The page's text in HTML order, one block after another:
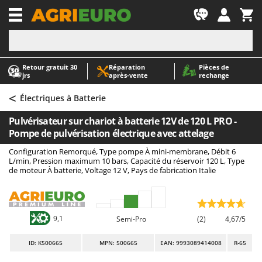
Retour gratuit 30
jrs
Réparation
après‑vente
Pièces de
rechange
-1
A
Abris de jardin
Accessoires pour tracteurs tondeuses autoportés
Aérateurs Scarificateurs pour gazon
Arracheuses de pommes de terre pour tracteur
Aspirateurs - Balais Électriques
Aspirateurs à cendres
Aspirateurs à feuilles sur roues
Aspirateurs de piscine
Aspirateurs Multifonctions
A
AgriEuro Premium
AgriEuro TOP-LINE
AGT
Aima
Airmec
ALA 2000
Alce
< Électriques à Batterie
Pulvérisateur sur chariot à batterie 12V de 120 L PRO -
Pompe de pulvérisation électrique avec attelage
Configuration Remorqué, Type pompe À mini-membrane, Débit 6
L/min, Pression maximum 10 bars, Capacité du réservoir 120 L, Type
de moteur À batterie, Voltage 12 V, Pays de fabrication Italie
9,1 Semi-Pro (2) 4,67/5
ID: K500665 MPN: 500665 EAN: 9993089414008 R-65